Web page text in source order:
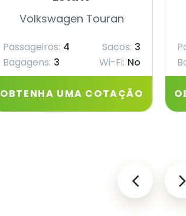
Volkswagen Touran
Passageiros: 4 Sacos: 3
Bagagens: 3 Wi-Fi: No
OBTENHA UMA COTAÇÃO